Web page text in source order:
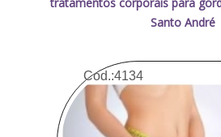
tratamentos corporais para
Santo André
Cod.:4134